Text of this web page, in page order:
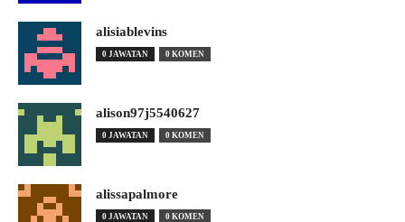
alisiablevins
0 JAWATAN 0 KOMEN
alison97j5540627
0 JAWATAN 0 KOMEN
alissapalmore
0 JAWATAN 0 KOMEN